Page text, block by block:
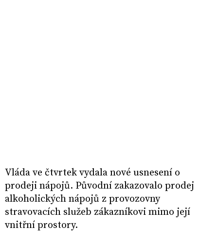
Vláda ve čtvrtek vydala nové usnesení o
prodeji nápojů. Původní zakazovalo prodej
alkoholických nápojů z provozovny
stravovacích služeb zákazníkovi mimo její
vnitřní prostory.